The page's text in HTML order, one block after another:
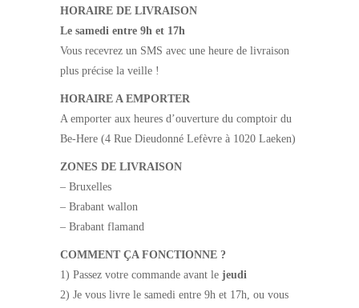
HORAIRE DE LIVRAISON
Le samedi entre 9h et 17h
Vous recevrez un SMS avec une heure de livraison
plus précise la veille !
HORAIRE A EMPORTER
A emporter aux heures d’ouverture du comptoir du
Be-Here (4 Rue Dieudonné Lefèvre à 1020 Laeken)
ZONES DE LIVRAISON
– Bruxelles
– Brabant wallon
– Brabant flamand
COMMENT ÇA FONCTIONNE ?
1) Passez votre commande avant le jeudi
2) Je vous livre le samedi entre 9h et 17h, ou vous